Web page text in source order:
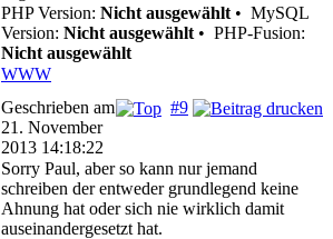
PHP Version: Nicht ausgewählt • MySQL
Version: Nicht ausgewählt • PHP-Fusion:
Nicht ausgewählt
WWW
#9
Geschrieben am
21. November
2013 14:18:22
Sorry Paul, aber so kann nur jemand
schreiben der entweder grundlegend keine
Ahnung hat oder sich nie wirklich damit
auseinandergesetzt hat.